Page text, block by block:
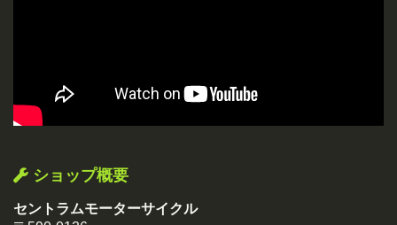
ショップ概要
セントラムモーターサイクル